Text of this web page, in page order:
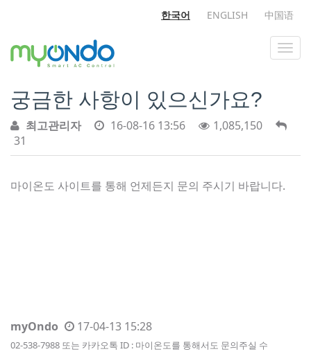
한국어 ENGLISH 中国语
궁금한 사항이 있으신가요?
최고관리자 16-08-16 13:56
1,085,150
31
마이온도 사이트를 통해 언제든지 문의 주시기 바랍니다.
myOndo 17-04-13 15:28
02-538-7988 또는 카카오톡 ID : 마이온도를 통해서도 문의주실 수